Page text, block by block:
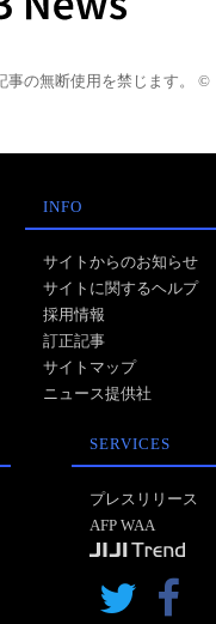
事の無断使用を禁じます。 ©
INFO
サイトからのお知らせ
サイトに関するヘルプ
採用情報
訂正記事
サイトマップ
ニュース提供社
SERVICES
プレスリリース
AFP WAA